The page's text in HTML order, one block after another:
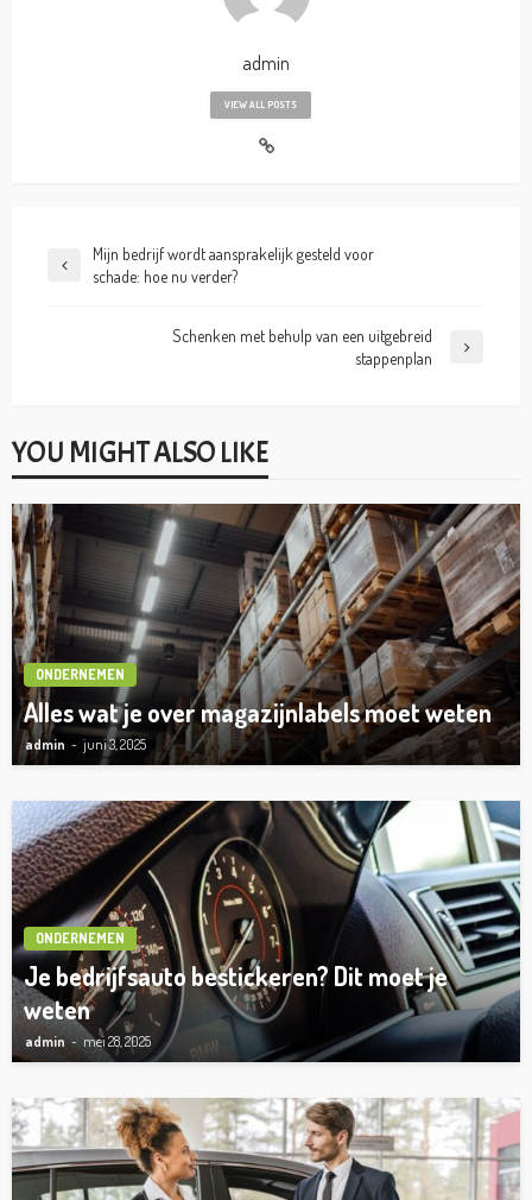
admin
VIEW ALL POSTS
Mijn bedrijf wordt aansprakelijk gesteld voor
schade: hoe nu verder?
Schenken met behulp van een uitgebreid
stappenplan
YOU MIGHT ALSO LIKE
ONDERNEMEN
Alles wat je over magazijnlabels moet weten
admin juni 3, 2025
ONDERNEMEN
Je bedrijfsauto bestickeren? Dit moet je
weten
admin mei 28, 2025